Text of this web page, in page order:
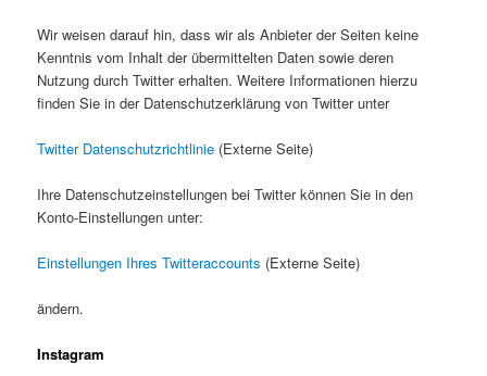
Wir weisen darauf hin, dass wir als Anbieter der Seiten keine
Kenntnis vom Inhalt der übermittelten Daten sowie deren
Nutzung durch Twitter erhalten. Weitere Informationen hierzu
finden Sie in der Datenschutzerklärung von Twitter unter
Twitter Datenschutzrichtlinie (Externe Seite)
Ihre Datenschutzeinstellungen bei Twitter können Sie in den
Konto-Einstellungen unter:
Einstellungen Ihres Twitteraccounts (Externe Seite)
ändern.
Instagram